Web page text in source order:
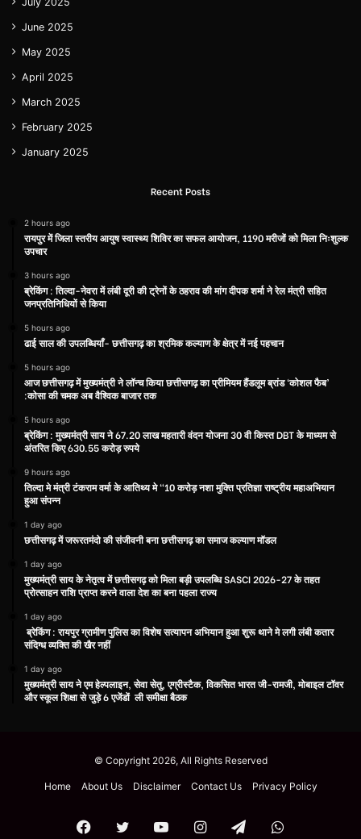
June 2025
May 2025
April 2025
March 2025
February 2025
January 2025
Recent Posts
2 hours ago
रायपुर में जिला स्तरीय आयुष स्वास्थ्य शिविर का सफल आयोजन, 1190 मरीजों को मिला निःशुल्क
उपचार
3 hours ago
ब्रेकिंग : तिल्दा-नेवरा में लंबी दूरी की ट्रेनों के ठहराव की मांग दीपक शर्मा ने रेल मंत्री सहित
जनप्रतिनिधियों से किया
5 hours ago
ढाई साल की उपलब्धियाँ- छत्तीसगढ़ का श्रमिक कल्याण के क्षेत्र में नई पहचान
5 hours ago
आज छत्तीसगढ़ में मुख्यमंत्री ने लॉन्च किया छत्तीसगढ़ का प्रीमियम हैंडलूम ब्रांड ‘कोशल फैब’
:कोसा की चमक अब वैश्विक बाजार तक
5 hours ago
ब्रेकिंग : मुख्यमंत्री साय ने 67.20 लाख महतारी वंदन योजना 30 वी किस्त DBT के माध्यम से
अंतरित किए 630.55 करोड़ रुपये
9 hours ago
तिल्दा मे मंत्री टंकराम वर्मा के आतिथ्य मे “10 करोड़ नशा मुक्ति प्रतिज्ञा राष्ट्रीय महाअभियान
हुआ संपन्न
1 day ago
छत्तीसगढ़ में जरूरतमंदो की संजीवनी बना छत्तीसगढ़ का समाज कल्याण मॉडल
1 day ago
मुख्यमंत्री साय के नेतृत्व में छत्तीसगढ़ को मिला बड़ी उपलब्धि SASCI 2026-27 के तहत
प्रोत्साहन राशि प्राप्त करने वाला देश का बना पहला राज्य
1 day ago
ब्रेकिंग : रायपुर ग्रामीण पुलिस का विशेष सत्यापन अभियान हुआ शुरू थाने मे लगी लंबी कतार
संदिग्ध व्यक्ति की खैर नहीं
1 day ago
मुख्यमंत्री साय ने एम हेल्पलाइन, सेवा सेतु, एग्रीस्टैक, विकसित भारत जी-रामजी, मोबाइल टॉवर
और स्कूल शिक्षा से जुड़े 6 एजेंडों ली समीक्षा बैठक
© Copyright 2026, All Rights Reserved
Home About Us Disclaimer Contact Us Privacy Policy
Facebook
TwitterYouTubeInstagram
TelegramWhatsApp